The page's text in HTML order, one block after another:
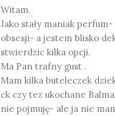
Witam.
Jako stały maniak
obsesji- a jestem blisko
stwierdzic kilka opcji.
Ma Pan trafny gust .
Mam kilka buteleczek
ck czy tez ukochane
nie pojmuję- ale ja nie